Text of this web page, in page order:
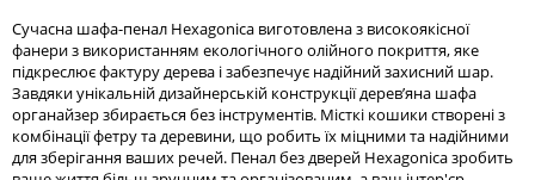
Сучасна шафа-пенал Hexagonica виготовлена з високоякісної
фанери з використанням екологічного олійного покриття, яке
підкреслює фактуру дерева і забезпечує надійний захисний шар.
Завдяки унікальній дизайнерській конструкції дерев’яна шафа
органайзер збирається без інструментів. Місткі кошики створені з
комбінації фетру та деревини, що робить їх міцними та надійними
для зберігання ваших речей. Пенал без дверей Hexagonica зробить